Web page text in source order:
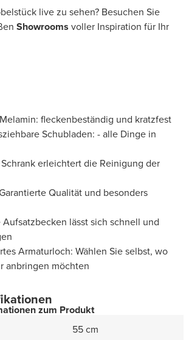
live zu sehen? Besuchen Sie
Showrooms voller Inspiration für Ihr
fleckenbeständig und kratzfest
Schubladen: - alle Dinge in
erleichtert die Reinigung der
Qualität und besonders
lässt sich schnell und
Armaturloch: Wählen Sie selbst, wo
anbringen möchten
zum Produkt
55 cm